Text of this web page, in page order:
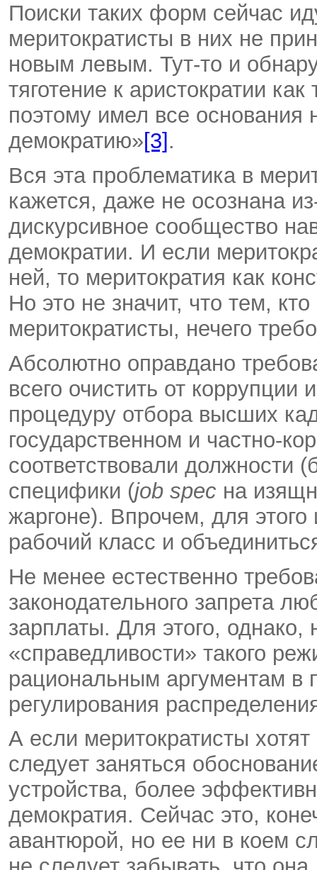
Поиски таких форм сейчас
меритократисты в них не
новым левым. Тут-то и
тяготение к аристократии
поэтому имел все основания
демократию»[3] .
Вся эта проблематика в
кажется, даже не осознана
дискурсивное сообщество
демократии. И если
ней, то меритократия как
Но это не значит, что тем,
меритократисты, нечего
Абсолютно оправдано
всего очистить от коррупции
процедуру отбора высших
государственном и частно-
соответствовали должности
специфики (job spec на
жаргоне). Впрочем, для этого
рабочий класс и
Не менее естественно
законодательного запрета
зарплаты. Для этого, однако,
«справедливости» такого
рациональным аргументам в
регулирования
А если меритократисты
следует заняться
устройства, более
демократия. Сейчас это,
авантюрой, но ее ни в коем